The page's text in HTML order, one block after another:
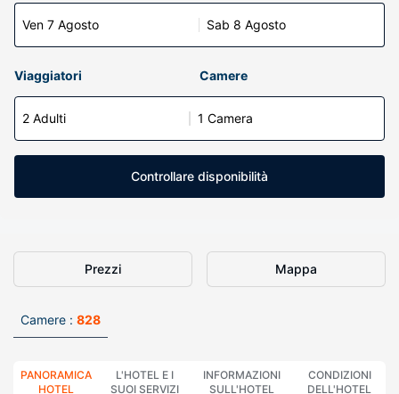
Ven 7 Agosto Sab 8 Agosto
Viaggiatori Camere
2 Adulti 1 Camera
Controllare disponibilità
Prezzi Mappa
Camere : 828
PANORAMICA
HOTEL
L'HOTEL E I
SUOI SERVIZI
INFORMAZIONI
SULL'HOTEL
CONDIZIONI
DELL'HOTEL